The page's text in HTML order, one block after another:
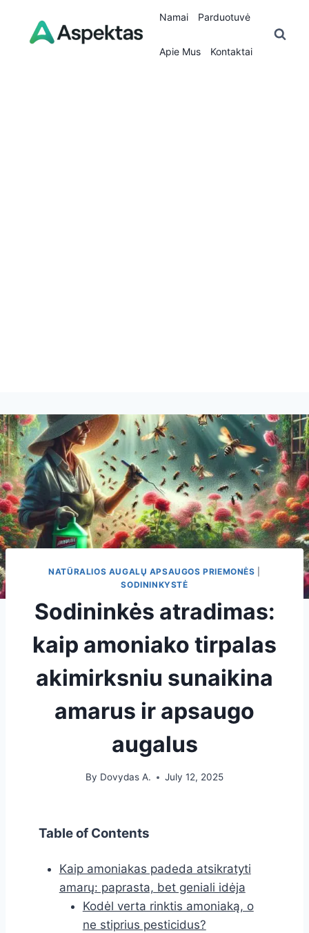
content
Namai Parduotuvė
Apie Mus Kontaktai
NATŪRALIOS AUGALŲ APSAUGOS PRIEMONĖS
SODININKYSTĖ
Sodininkės atradimas:
kaip amoniako tirpalas
akimirksniu sunaikina
amarus ir apsaugo
augalus
By Dovydas A. July 12, 2025
Table of Contents
Kaip amoniakas padeda atsikratyti
amarų: paprasta, bet geniali idėja
Kodėl verta rinktis amoniaką, o
ne stiprius pesticidus?